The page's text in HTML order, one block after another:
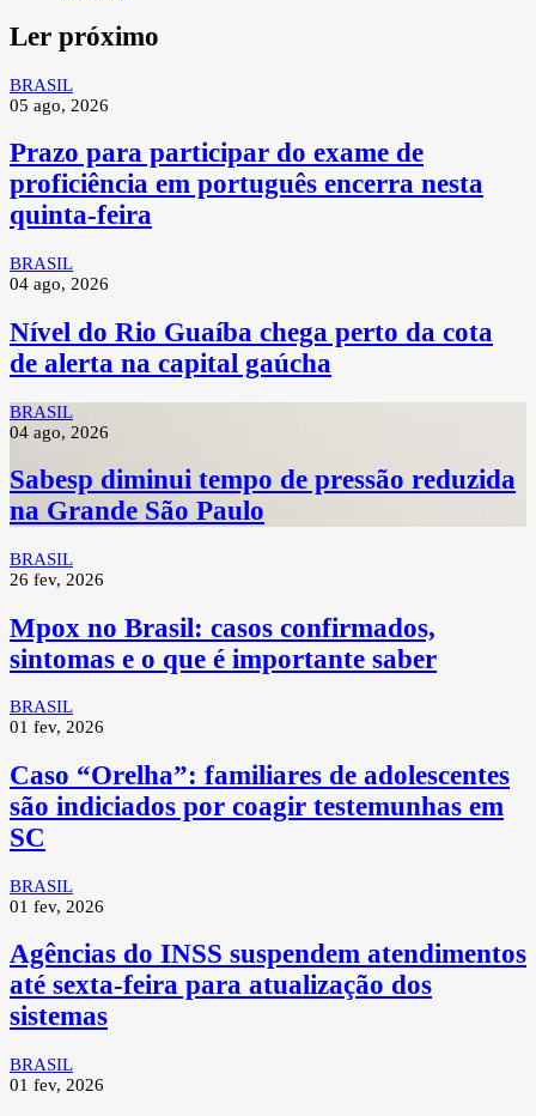
Ler próximo
BRASIL
05 ago, 2026
Prazo para participar do exame de
proficiência em português encerra nesta
quinta-feira
BRASIL
04 ago, 2026
Nível do Rio Guaíba chega perto da cota
de alerta na capital gaúcha
BRASIL
04 ago, 2026
Sabesp diminui tempo de pressão reduzida
na Grande São Paulo
BRASIL
26 fev, 2026
Mpox no Brasil: casos confirmados,
sintomas e o que é importante saber
BRASIL
01 fev, 2026
Caso “Orelha”: familiares de adolescentes
são indiciados por coagir testemunhas em
SC
BRASIL
01 fev, 2026
Agências do INSS suspendem atendimentos
até sexta-feira para atualização dos
sistemas
BRASIL
01 fev, 2026